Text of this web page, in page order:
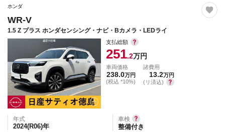
ホンダ
WR-V
1.5 Z プラス ホンダセンシング・ナビ・Bカメラ・LEDライ
支払総額
251.2万円
車両価格
238.0万円
(税込 *10%)
諸費用
13.2万円
(リ済込)
年式
2024(R06)年
車検
整備付き